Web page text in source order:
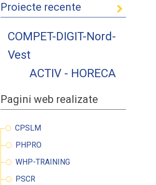
Proiecte recente
COMPET-DIGIT-Nord-
Vest
ACTIV - HORECA
Pagini web realizate
CPSLM
PHPRO
WHP-TRAINING
PSCR